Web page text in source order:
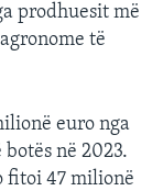
prodhuesit më
të
euro nga
në 2023.
fitoi 47 milionë